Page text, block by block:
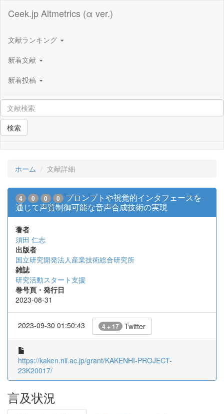
Ceek.jp Altmetrics (α ver.)
文献ランキング
新着文献
新着投稿
検索
ホーム 文献詳細
4 0 0 0
プロンプトや視覚的インタフェースを
通じて声質制御可能な音声合成技術の実現
著者
須田 仁志
出版者
国立研究開発法人産業技術総合研究所
雑誌
研究活動スタート支援
巻号頁・発行日
2023-08-31
2023-09-30 01:50:43 4 + 17 Twitter
https://kaken.nii.ac.jp/grant/KAKENHI-PROJECT-
23K20017/
言及状況